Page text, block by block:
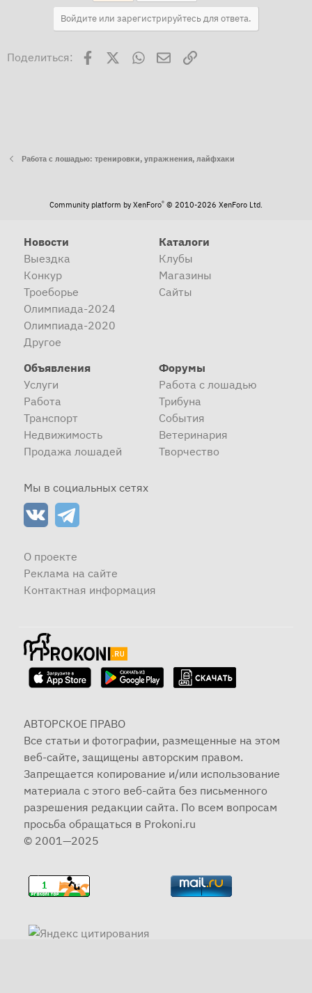
Войдите или зарегистрируйтесь для ответа.
Поделиться: Facebook WhatsAppЭлектронная почта
Ссылка
Работа с лошадью: тренировки, упражнения, лайфхаки
Community platform by XenForo® © 2010-2026 XenForo Ltd.
Новости
Выездка
Конкур
Троеборье
Олимпиада-2024
Олимпиада-2020
Другое
Каталоги
Клубы
Магазины
Сайты
Объявления
Услуги
Работа
Транспорт
Недвижимость
Продажа лошадей
Форумы
Работа с лошадью
Трибуна
События
Ветеринария
Творчество
Мы в социальных сетях
О проекте
Реклама на сайте
Контактная информация
АВТОРСКОЕ ПРАВО
Все статьи и фотографии, размещенные на этом
веб-сайте, защищены авторским правом.
Запрещается копирование и/или использование
материала с этого веб-сайта без письменного
разрешения редакции сайта. По всем вопросам
просьба обращаться в Prokoni.ru
© 2001—2025